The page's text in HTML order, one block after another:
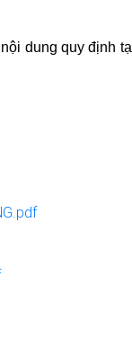
dung quy định